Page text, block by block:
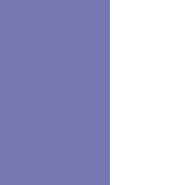
stránku pro budoucí